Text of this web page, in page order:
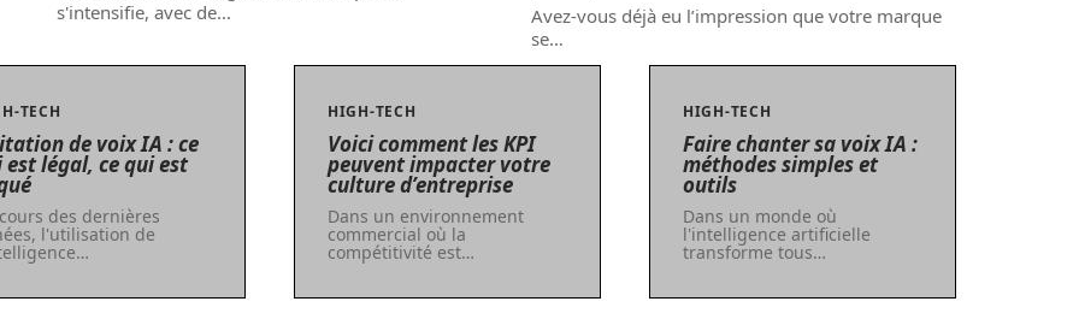
s'intensifie, avec de…
Avez-vous déjà eu l’impression que votre marque
se…
TECH
de voix IA : ce
est légal, ce qui est
des dernières
l'utilisation de
…
HIGH-TECH
Voici comment les KPI
peuvent impacter votre
culture d’entreprise
Dans un environnement
commercial où la
compétitivité est…
HIGH-TECH
Faire chanter sa voix IA :
méthodes simples et
outils
Dans un monde où
l'intelligence artificielle
transforme tous…